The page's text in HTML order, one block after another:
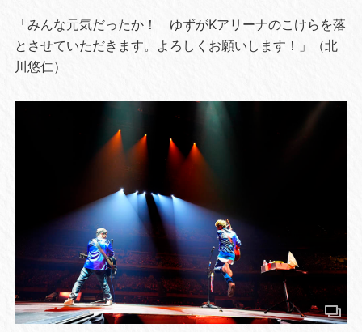
「みんな元気だったか！ ゆずがKアリーナのこけらを落
とさせていただきます。よろしくお願いします！」（北
川悠仁）